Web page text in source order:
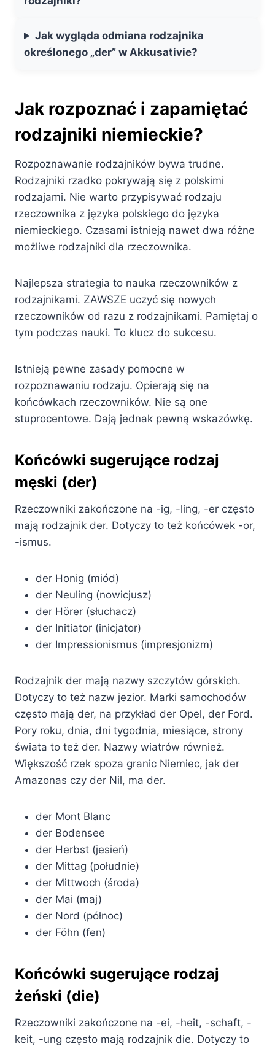
Jak wygląda odmiana rodzajnika
określonego „der” w Akkusativie?
Jak rozpoznać i zapamiętać
rodzajniki niemieckie?
Rozpoznawanie rodzajników bywa trudne.
Rodzajniki rzadko pokrywają się z polskimi
rodzajami. Nie warto przypisywać rodzaju
rzeczownika z języka polskiego do języka
niemieckiego. Czasami istnieją nawet dwa różne
możliwe rodzajniki dla rzeczownika.
Najlepsza strategia to nauka rzeczowników z
rodzajnikami. ZAWSZE uczyć się nowych
rzeczowników od razu z rodzajnikami. Pamiętaj o
tym podczas nauki. To klucz do sukcesu.
Istnieją pewne zasady pomocne w
rozpoznawaniu rodzaju. Opierają się na
końcówkach rzeczowników. Nie są one
stuprocentowe. Dają jednak pewną wskazówkę.
Końcówki sugerujące rodzaj
męski (der)
Rzeczowniki zakończone na -ig, -ling, -er często
mają rodzajnik der. Dotyczy to też końcówek -or,
-ismus.
der Honig (miód)
der Neuling (nowicjusz)
der Hörer (słuchacz)
der Initiator (inicjator)
der Impressionismus (impresjonizm)
Rodzajnik der mają nazwy szczytów górskich.
Dotyczy to też nazw jezior. Marki samochodów
często mają der, na przykład der Opel, der Ford.
Pory roku, dnia, dni tygodnia, miesiące, strony
świata to też der. Nazwy wiatrów również.
Większość rzek spoza granic Niemiec, jak der
Amazonas czy der Nil, ma der.
der Mont Blanc
der Bodensee
der Herbst (jesień)
der Mittag (południe)
der Mittwoch (środa)
der Mai (maj)
der Nord (północ)
der Föhn (fen)
Końcówki sugerujące rodzaj
żeński (die)
Rzeczowniki zakończone na -ei, -heit, -schaft, -
keit, -ung często mają rodzajnik die. Dotyczy to